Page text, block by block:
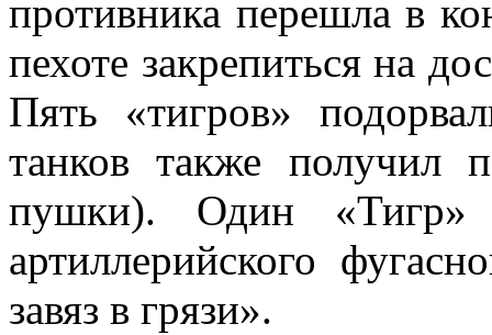
противника перешла в
пехоте закрепиться на
Пять «тигров»
танков также получил
пушки). Один «Тигр»
артиллерийского
завяз в грязи».